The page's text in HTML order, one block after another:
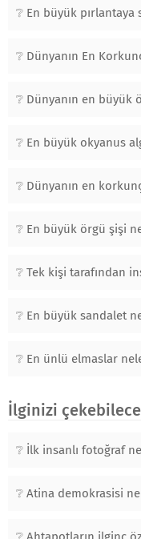
En büyük
Dünyanın En
Dünyanın en büyük
En büyük okyanus
Dünyanın en
En büyük örgü şişi
Tek kişi tarafından
En büyük sandalet
En ünlü elmaslar
İlginizi
İlk insanlı fotoğraf
Atina demokrasisi